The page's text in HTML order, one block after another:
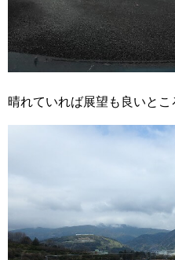
晴れていれば展望も良いとこ